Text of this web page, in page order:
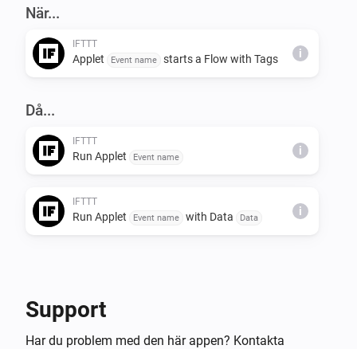
När...
IFTTT
Applet Event name starts a Flow with Tags i
Då...
IFTTT
Run Applet Event name
i
IFTTT
Run Applet Event name with Data Data
i
Support
Har du problem med den här appen? Kontakta